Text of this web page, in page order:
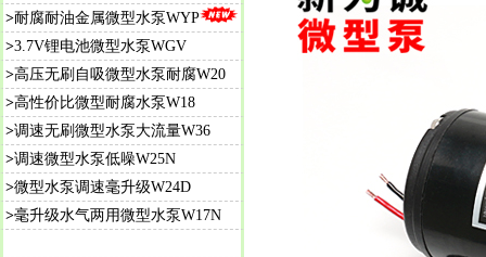
>耐腐耐油金属微型水泵WYP
>3.7V锂电池微型水泵WGV
>高压无刷自吸微型水泵耐腐W20
>高性价比微型耐腐水泵W18
>调速无刷微型水泵大流量W36
>调速微型水泵低噪W25N
>微型水泵调速毫升级W24D
>毫升级水气两用微型水泵W17N